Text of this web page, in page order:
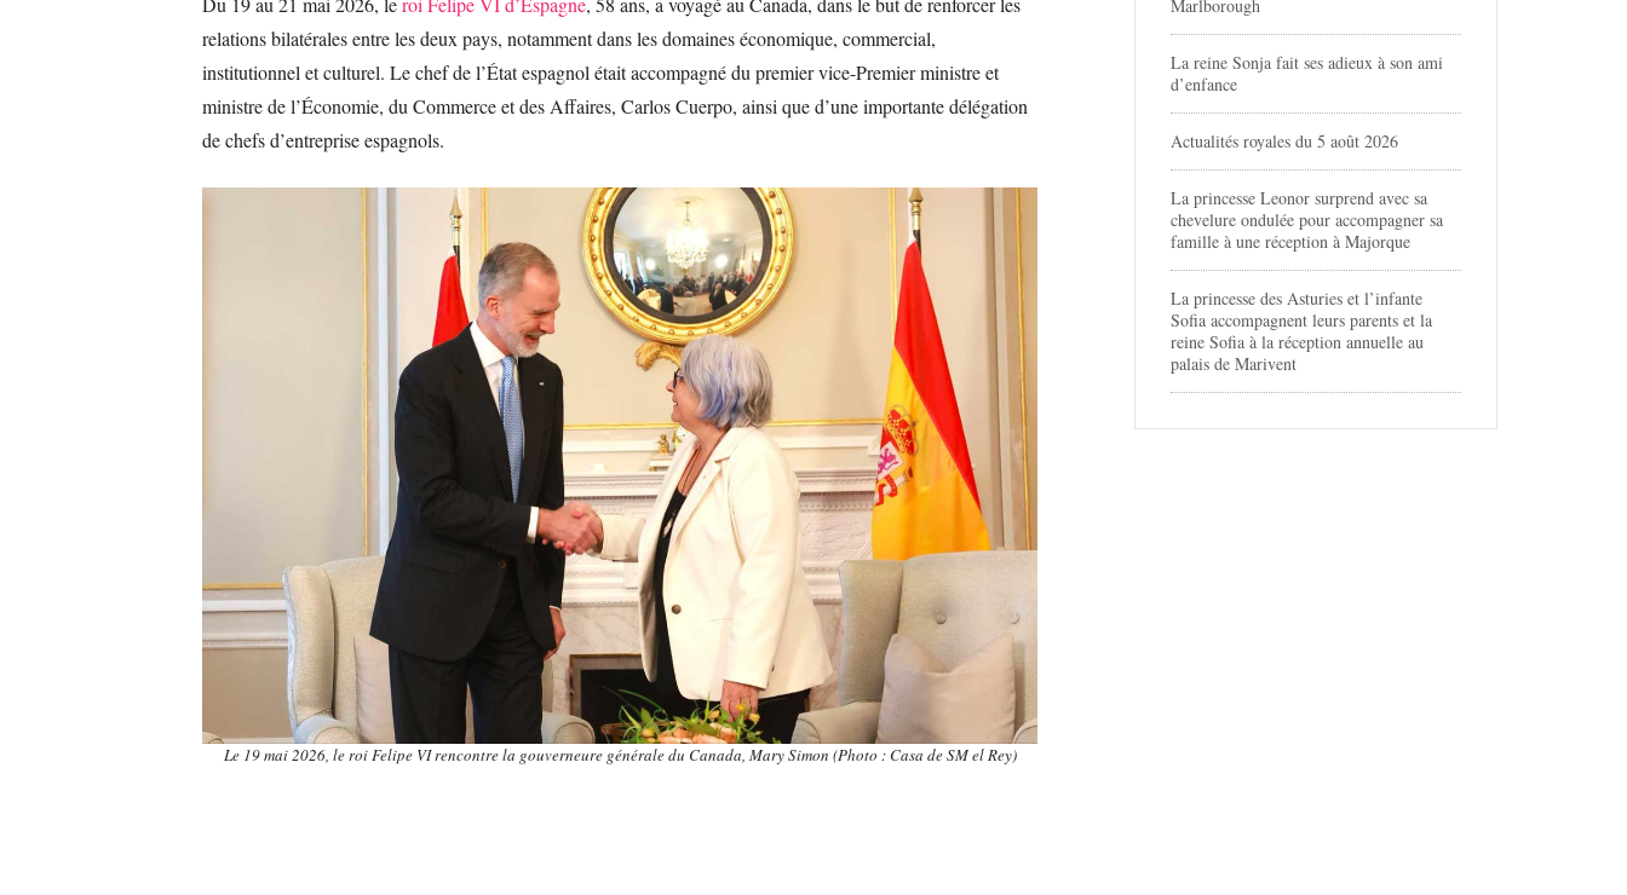
relations bilatérales entre les deux pays, notamment dans les domaines économique, commercial,
institutionnel et culturel. Le chef de l’État espagnol était accompagné du premier vice-Premier ministre et
ministre de l’Économie, du Commerce et des Affaires, Carlos Cuerpo, ainsi que d’une importante délégation
de chefs d’entreprise espagnols.
Le 19 mai 2026, le roi Felipe VI rencontre la gouverneure générale du Canada, Mary Simon (Photo : Casa de SM el Rey)
Marlborough
La reine Sonja fait ses adieux à son ami
d’enfance
Actualités royales du 5 août 2026
La princesse Leonor surprend avec sa
chevelure ondulée pour accompagner sa
famille à une réception à Majorque
La princesse des Asturies et l’infante
Sofia accompagnent leurs parents et la
reine Sofia à la réception annuelle au
palais de Marivent